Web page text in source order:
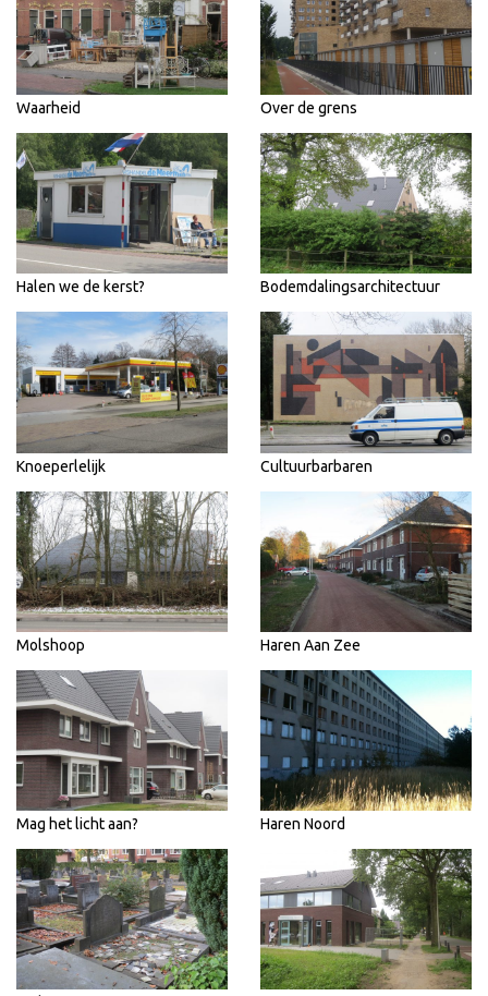
Waarheid Over de grens
Halen we de kerst? Bodemdalingsarchitectuur
Knoeperlelijk Cultuurbarbaren
Molshoop Haren Aan Zee
Mag het licht aan? Haren Noord